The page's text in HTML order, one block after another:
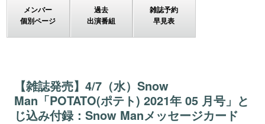
メンバー
個別ページ
過去
出演番組
雑誌予約
早見表
【雑誌発売】4/7（水）Snow
Man「POTATO(ポテト) 2021年 05 月号」と
じ込み付録：Snow Manメッセージカード